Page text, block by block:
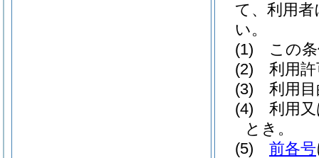
て、利用
い。
(1)
この
(2)
利用
(3)
利用
(4)
利用
とき。
(5)
前各号